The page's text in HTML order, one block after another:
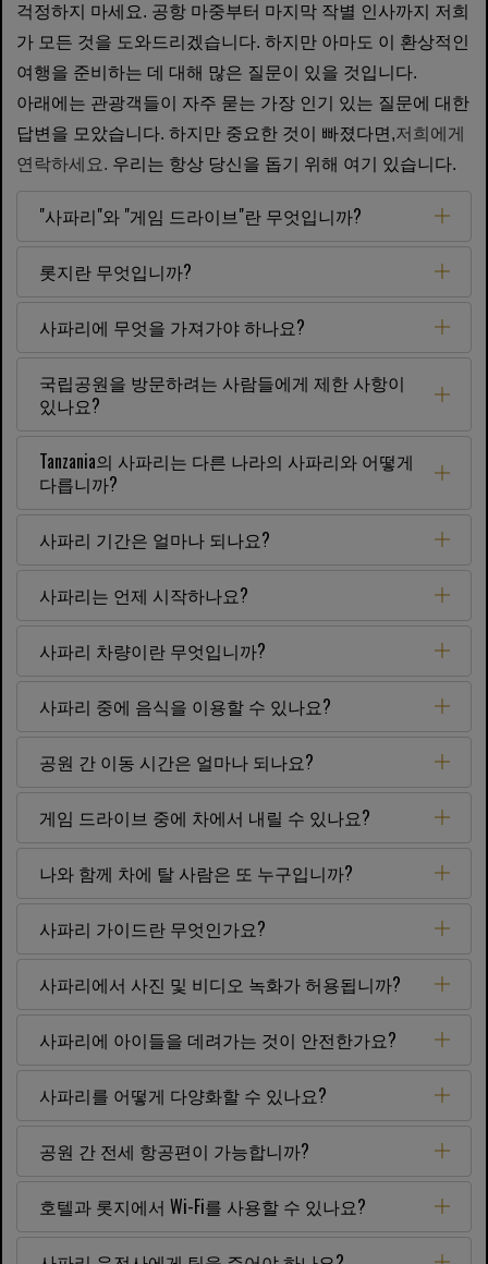
걱정하지 마세요. 공항 마중부터 마지막 ​​작별 인사까지 저희
가 모든 것을 도와드리겠습니다. 하지만 아마도 이 환상적인
여행을 준비하는 데 대해 많은 질문이 있을 것입니다.
아래에는 관광객들이 자주 묻는 가장 인기 있는 질문에 대한
답변을 모았습니다. 하지만 중요한 것이 빠졌다면,저희에게
연락하세요. 우리는 항상 당신을 돕기 위해 여기 있습니다.
"사파리"와 "게임 드라이브"란 무엇입니까?
롯지란 무엇입니까?
사파리에 무엇을 가져가야 하나요?
국립공원을 방문하려는 사람들에게 제한 사항이
있나요?
Tanzania의 사파리는 다른 나라의 사파리와 어떻게
다릅니까?
사파리 기간은 얼마나 되나요?
사파리는 언제 시작하나요?
사파리 차량이란 무엇입니까?
사파리 중에 음식을 이용할 수 있나요?
공원 간 이동 시간은 얼마나 되나요?
게임 드라이브 중에 차에서 내릴 수 있나요?
나와 함께 차에 탈 사람은 또 누구입니까?
사파리 가이드란 무엇인가요?
사파리에서 사진 및 비디오 녹화가 허용됩니까?
사파리에 아이들을 데려가는 것이 안전한가요?
사파리를 어떻게 다양화할 수 있나요?
공원 간 전세 항공편이 가능합니까?
호텔과 롯지에서 Wi-Fi를 사용할 수 있나요?